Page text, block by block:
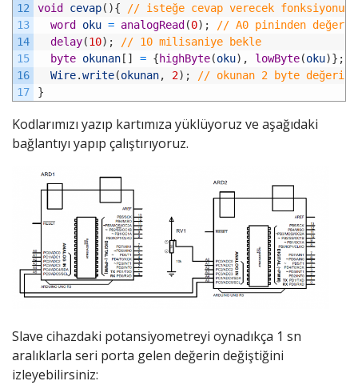
12
13
14
15
16
17
void cevap( ){
// isteğe cevap verecek
word
oku = analogRead (0) ;
// A0 pininden değeri
delay(10) ;
// 10 milisaniye bekle
byte okunan [ ] = {highByte(oku) , lowByte(oku)} ;
Wire.write(okunan, 2) ;
// okunan 2 byte
}
Kodlarımızı yazıp kartımıza yüklüyoruz ve aşağıdaki
bağlantıyı yapıp çalıştırıyoruz.
Slave cihazdaki potansiyometreyi oynadıkça 1 sn
aralıklarla seri porta gelen değerin değiştiğini
izleyebilirsiniz: